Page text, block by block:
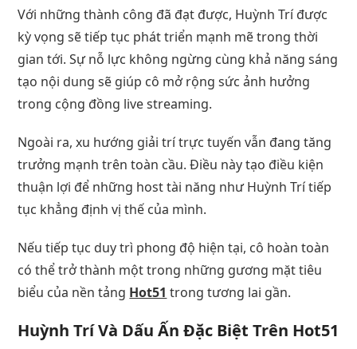
Với những thành công đã đạt được, Huỳnh Trí được
kỳ vọng sẽ tiếp tục phát triển mạnh mẽ trong thời
gian tới. Sự nỗ lực không ngừng cùng khả năng sáng
tạo nội dung sẽ giúp cô mở rộng sức ảnh hưởng
trong cộng đồng live streaming.
Ngoài ra, xu hướng giải trí trực tuyến vẫn đang tăng
trưởng mạnh trên toàn cầu. Điều này tạo điều kiện
thuận lợi để những host tài năng như Huỳnh Trí tiếp
tục khẳng định vị thế của mình.
Nếu tiếp tục duy trì phong độ hiện tại, cô hoàn toàn
có thể trở thành một trong những gương mặt tiêu
biểu của nền tảng Hot51 trong tương lai gần.
Huỳnh Trí Và Dấu Ấn Đặc Biệt Trên Hot51